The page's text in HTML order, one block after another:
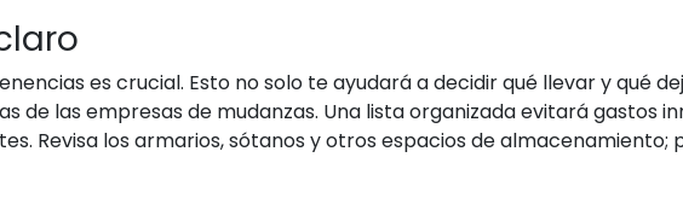
es crucial. Esto no solo te ayudará a decidir qué llevar y qué
de las empresas de mudanzas. Una lista organizada evitará gastos
Revisa los armarios, sótanos y otros espacios de almacenamiento;